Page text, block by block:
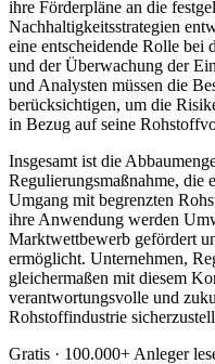
ihre Förderpläne an die
Nachhaltigkeitsstrategien
eine entscheidende Rolle bei
und der Überwachung der
und Analysten müssen die
berücksichtigen, um die
in Bezug auf seine
Insgesamt ist die
Regulierungsmaßnahme, die
Umgang mit begrenzten
ihre Anwendung werden
Marktwettbewerb gefördert
ermöglicht. Unternehmen,
gleichermaßen mit diesem
verantwortungsvolle und
Rohstoffindustrie
Gratis · 100.000+ Anleger